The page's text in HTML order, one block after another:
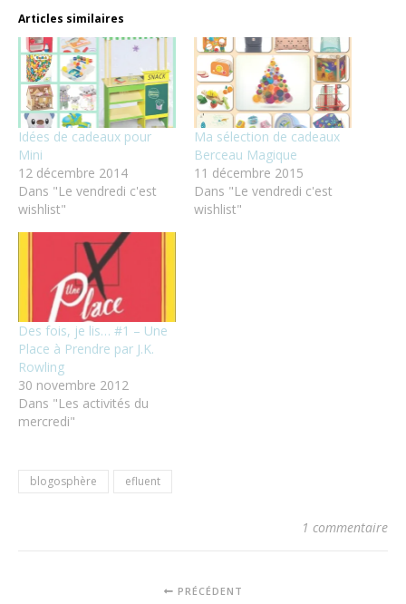
Articles similaires
Idées de cadeaux pour
Mini
12 décembre 2014
Dans "Le vendredi c'est
wishlist"
Ma sélection de cadeaux
Berceau Magique
11 décembre 2015
Dans "Le vendredi c'est
wishlist"
Des fois, je lis… #1 – Une
Place à Prendre par J.K.
Rowling
30 novembre 2012
Dans "Les activités du
mercredi"
blogosphère efluent
1 commentaire
PRÉCÉDENT